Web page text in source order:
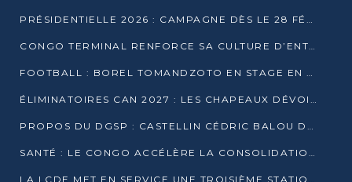
PRÉSIDENTIELLE 2026 : CAMPAGNE DÈS LE 28 FÉVRIER, SCRUTIN LES 12 ET 15 MARS
CONGO TERMINAL RENFORCE SA CULTURE D’ENTREPRISE AVEC LE PROGRAMME « WIN TOGETHER »
FOOTBALL : BOREL TOMANDZOTO EN STAGE EN ESPAGNE AVEC POLISSYA FC
ÉLIMINATOIRES CAN 2027 : LES CHAPEAUX DÉVOILÉS, LE CONGO FIXÉ SUR SON SORT
PROPOS DU DGSP : CASTELLIN CÉDRIC BALOU DÉNONCE DES PROPOS INTIMIDANTS
SANTÉ : LE CONGO ACCÉLÈRE LA CONSOLIDATION DE L’OFFRE DE SOINS
LA LCDE MET EN SERVICE UNE TROISIÈME STATION D’EAU POTABLE À MFILOU